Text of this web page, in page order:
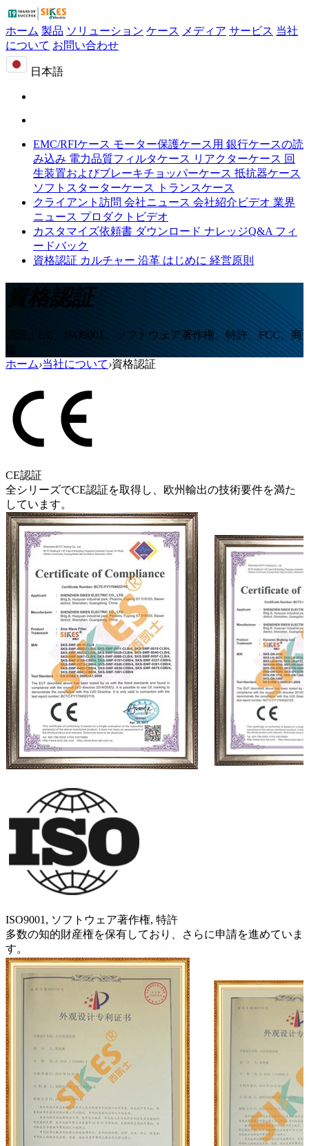
ホーム 製品 ソリューション ケース メディア サービス 当社
について お問い合わせ
日本語
EMC/RFIケース モーター保護ケース用 銀行ケースの読
み込み 電力品質フィルタケース リアクターケース 回
生装置およびブレーキチョッパーケース 抵抗器ケース
ソフトスターターケース
トランスケース
クライアント訪問 会社ニュース 会社紹介ビデオ 業界
ニュース プロダクトビデオ
カスタマイズ依頼書 ダウンロード ナレッジQ&A フィ
ードバック
資格認証 カルチャー 沿革 はじめに 経営原則
資格認証
認証、CE、ISO9001、ソフトウェア著作権、特許、FCC、商
ホーム›当社について›資格認証
CE認証
全シリーズでCE認証を取得し、欧州輸出の技術要件を満た
しています。
ISO9001, ソフトウェア著作権, 特許
多数の知的財産権を保有しており、さらに申請を進めていま
す。